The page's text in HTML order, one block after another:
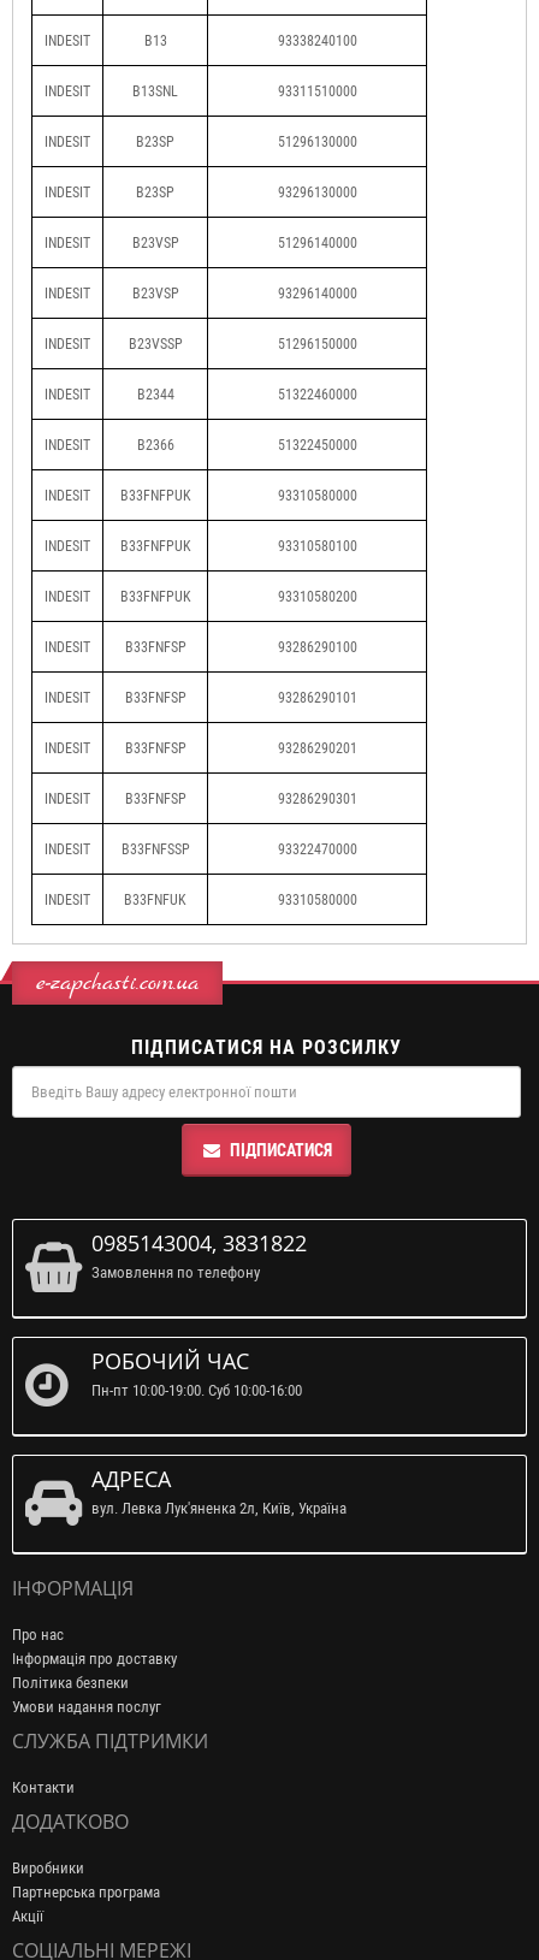
INDESIT B13 93338240100
INDESIT B13SNL 93311510000
INDESIT B23SP 51296130000
INDESIT B23SP 93296130000
INDESIT B23VSP 51296140000
INDESIT B23VSP 93296140000
INDESIT B23VSSP 51296150000
INDESIT B2344 51322460000
INDESIT B2366 51322450000
INDESIT B33FNFPUK 93310580000
INDESIT B33FNFPUK 93310580100
INDESIT B33FNFPUK 93310580200
INDESIT B33FNFSP 93286290100
INDESIT B33FNFSP 93286290101
INDESIT B33FNFSP 93286290201
INDESIT B33FNFSP 93286290301
INDESIT B33FNFSSP 93322470000
INDESIT B33FNFUK 93310580000
e-zapchasti.com.ua
ПІДПИСАТИСЯ НА РОЗСИЛКУ
ПІДПИСАТИСЯ
0985143004, 3831822
Замовлення по телефону
РОБОЧИЙ ЧАС
Пн-пт 10:00-19:00. Суб 10:00-16:00
АДРЕСА
вул. Левка Лук'яненка 2л, Київ, Україна
ІНФОРМАЦІЯ
Про нас
Інформація про доставку
Політика безпеки
Умови надання послуг
СЛУЖБА ПІДТРИМКИ
Контакти
ДОДАТКОВО
Виробники
Партнерська програма
Акції
СОЦІАЛЬНІ МЕРЕЖІ